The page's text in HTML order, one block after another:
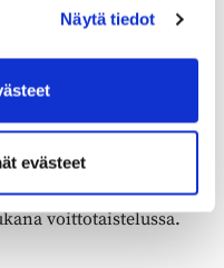
Näytä tiedot
evästeet
Shoot Out:iin klo
Knuuttila ja
voittotaistelussa.